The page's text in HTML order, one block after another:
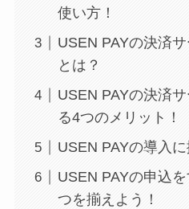
使い方！
USEN PAYの決済
とは？
USEN PAYの決済
る4つのメリット！
USEN PAYの導入
USEN PAYの申込
つを揃えよう！